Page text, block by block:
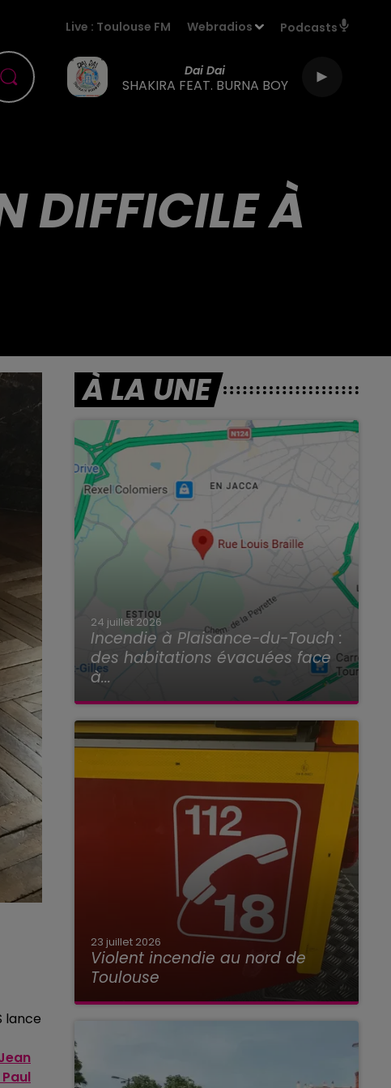
Live : Toulouse FM Webradios Podcasts
Dai Dai
SHAKIRA FEAT. BURNA BOY
DIFFICILE À
lance
Paul
À LA UNE
24 juillet 2026
Incendie à Plaisance-du-Touch :
des habitations évacuées face
à...
23 juillet 2026
Violent incendie au nord de
Toulouse